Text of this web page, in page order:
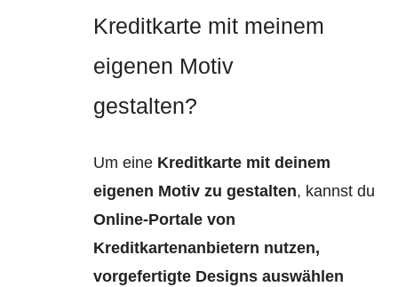
Kreditkarte mit meinem
eigenen Motiv
gestalten?
Um eine Kreditkarte mit deinem
eigenen Motiv zu gestalten, kannst du
Online-Portale von
Kreditkartenanbietern nutzen,
vorgefertigte Designs auswählen